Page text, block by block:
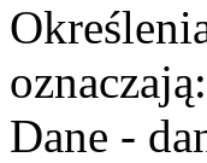
oznaczają:
Dane -